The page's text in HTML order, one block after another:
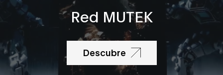
Red MUTEK
Descubre